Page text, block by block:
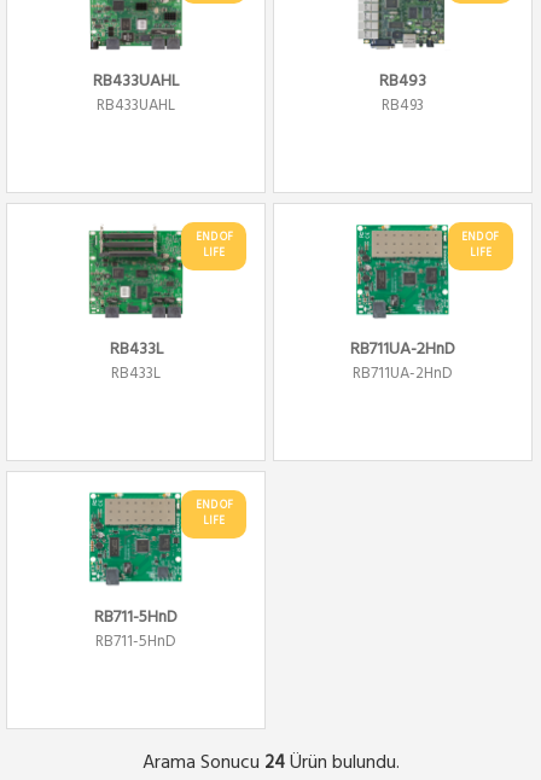
RB433UAHL
RB433UAHL
RB493
RB493
END OF
LIFE
RB433L
RB433L
END OF
LIFE
RB711UA-2HnD
RB711UA-2HnD
END OF
LIFE
RB711-5HnD
RB711-5HnD
Arama Sonucu 24Ürün bulundu.